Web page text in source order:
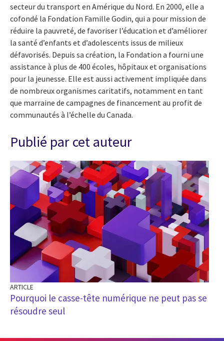
secteur du transport en Amérique du Nord. En 2000, elle a
cofondé la Fondation Famille Godin, qui a pour mission de
réduire la pauvreté, de favoriser l’éducation et d’améliorer
la santé d’enfants et d’adolescents issus de milieux
défavorisés. Depuis sa création, la Fondation a fourni une
assistance à plus de 400 écoles, hôpitaux et organisations
pour la jeunesse. Elle est aussi activement impliquée dans
de nombreux organismes caritatifs, notamment en tant
que marraine de campagnes de financement au profit de
communautés à l’échelle du Canada.
Publié par cet auteur
ARTICLE
Pourquoi le casse-tête numérique ne peut pas se
résoudre seul